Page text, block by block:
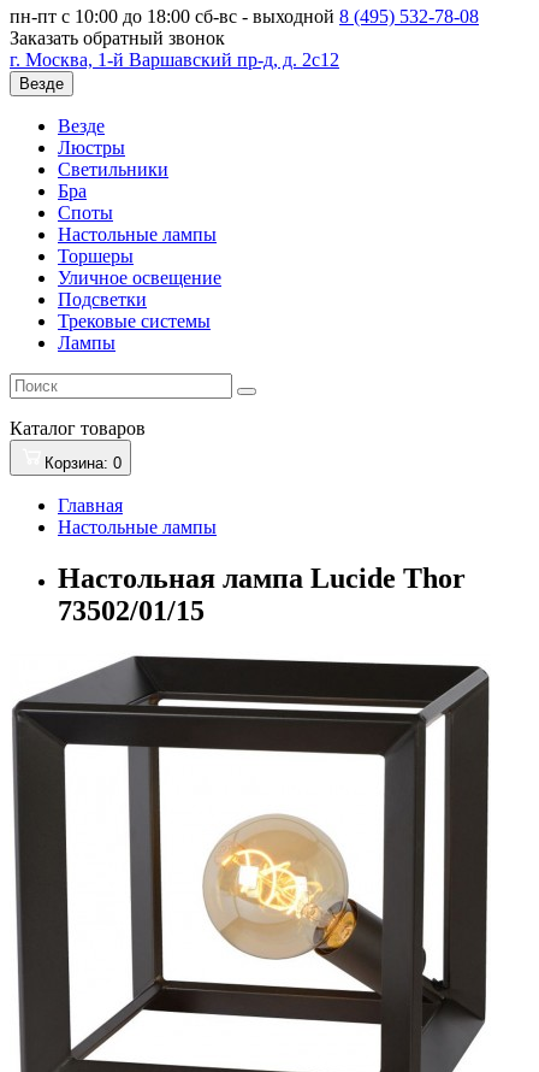
пн-пт с 10:00 до 18:00 сб-вс - выходной 8 (495) 532-78-08
Заказать обратный звонок
г. Москва, 1-й Варшавский пр-д, д. 2с12
Везде
Везде
Люстры
Светильники
Бра
Споты
Настольные лампы
Торшеры
Уличное освещение
Подсветки
Трековые системы
Лампы
Каталог товаров
Корзина: 0
Главная
Настольные лампы
Настольная лампа Lucide Thor
73502/01/15